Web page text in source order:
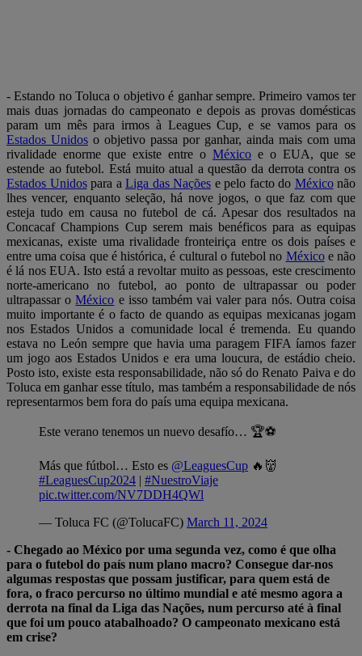
- Estando no Toluca o objetivo é ganhar sempre. Primeiro vamos ter
mais duas jornadas do campeonato e depois as provas domésticas
param um mês para irmos à Leagues Cup, e se vamos para os
Estados Unidos o objetivo passa por ganhar, ainda mais com uma
rivalidade enorme que existe entre o México e o EUA, que se
estende ao futebol. Está muito atual a questão da derrota contra os
Estados Unidospara a Liga das Nações e pelo facto do Méxiconão
lhes vencer, enquanto seleção, há nove jogos, o que faz com que
esteja tudo em causa no futebol de cá. Apesar dos resultados na
Concacaf Champions Cup serem mais benéficos para as equipas
mexicanas, existe uma rivalidade fronteiriça entre os dois países e
entre uma coisa que é histórica, é cultural o futebol no Méxicoe não
é lá nos EUA. Isto está a revoltar muito as pessoas, este crescimento
norte-americano no futebol, ao ponto de ultrapassar ou poder
ultrapassar oMéxico e isso também vai valer para nós. Outra coisa
muito importante é o facto de quando as equipas mexicanas jogam
nos Estados Unidos a comunidade local é tremenda. Eu quando
estava no León sempre que havia uma paragem FIFA íamos fazer
um jogo aos Estados Unidos e era uma loucura, de estádio cheio.
Posto isto, existe esta responsabilidade, não só do Renato Paiva e do
Toluca em ganhar esse título, mas também a responsabilidade de nós
representarmos bem fora do país uma equipa mexicana.
Este verano tenemos un nuevo desafío… 🏆⚽️
Más que fútbol… Esto es @LeaguesCup 🔥👹
#LeaguesCup2024 | #NuestroViaje
pic.twitter.com/NV7DDH4QWl
— Toluca FC (@TolucaFC) March 11, 2024
- Chegado ao México por uma segunda vez, como é que olha
para o futebol do país num plano macro? Consegue dar-nos
algumas respostas que possam justificar, para quem está de
fora, o fraco percurso no último mundial e até mesmo agora a
derrota na final da Liga das Nações, num percurso até à final
que foi um pouco atabalhoado? O campeonato mexicano está
em crise?